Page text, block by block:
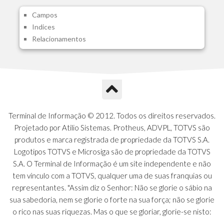
A1J - Itens Aglutinadores Visao
A1N - Tipos de Card
A1O - Cards Dashboard
A1P - Tipos de Charts
A1S - Notificacoes do Vendedor
A1U - Intermediadores
A1V - Schemas - Gestao de Vendas
A1W - Campos do Schema
A1X - CFDI Complemento Carta Porte
A1Y - Carta Porte - Localizacoes
A1Z - Carta Porte - Operadores
A20 - Nota Explicativa - PCO
A21 - FONTES FINANC.PPA
A22 - Itens Fontes Financ.PPA
Campos
Indices
Relacionamentos
Terminal de Informação © 2012. Todos os direitos reservados.
Projetado por Atilio Sistemas. Protheus, ADVPL, TOTVS são
produtos e marca registrada de propriedade da TOTVS S.A.
Logotipos TOTVS e Microsiga são de propriedade da TOTVS
S.A. O Terminal de Informação é um site independente e não
tem vínculo com a TOTVS, qualquer uma de suas franquias ou
representantes. "Assim diz o Senhor: Não se glorie o sábio na
sua sabedoria, nem se glorie o forte na sua força; não se glorie
o rico nas suas riquezas. Mas o que se gloriar, glorie-se nisto: